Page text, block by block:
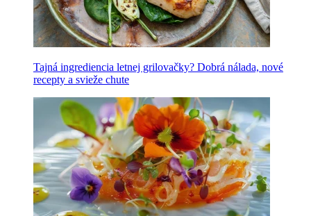
Tajná ingrediencia letnej grilovačky? Dobrá nálada, nové
recepty a svieže chute